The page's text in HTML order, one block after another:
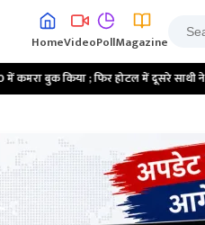
HomeVideoPollMagazine
होटल में दूसरे साथी ने भी मिजाज किया